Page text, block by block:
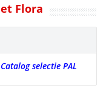
Flora
Catalog selectie PAL